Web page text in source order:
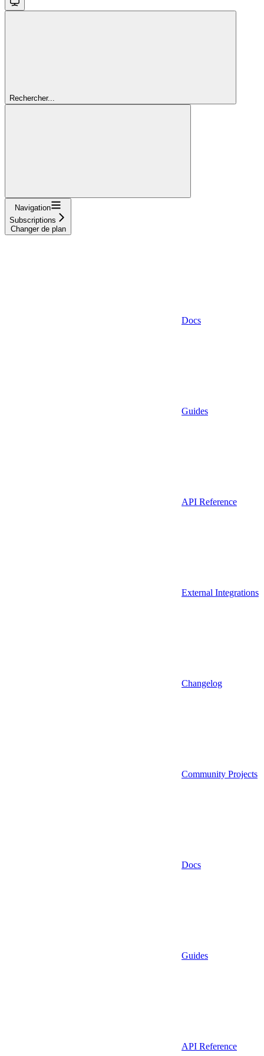
Rechercher...
Navigation
Subscriptions
Changer de plan
Docs
Guides
API Reference
External Integrations
Changelog
Community Projects
Docs
Guides
API Reference